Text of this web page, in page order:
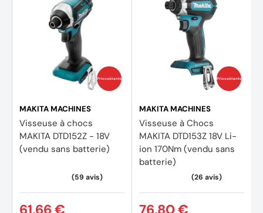
Dimensions (L x l x h) 117 x 79 x 236 mm
Poids net EPTA 1,5 kg
Accessoires
2 X 197280-8 Batterie BL1850B (Li-Ion 18 V - 5 Ah)
1 X 195584-2 Chargeur rapide DC18RC
1 X 821550-0 Coffret MAKPAC 2
1 X 346317-0 Crochet ceinture
1 X837916-4Moulage MAK-PAC Visseuse à choc
Prix coûtants
MAKITA MACHINES
Visseuse à chocs
MAKITA DTD152Z - 18V
(vendu sans batterie)
Prix coûtants
MAKITA MACHINES
Visseuse à Chocs
MAKITA DTD153Z 18V Li-
ion 170Nm (vendu sans
batterie)